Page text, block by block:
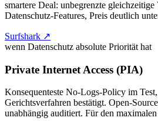
smartere Deal: unbegrenzte
Datenschutz-Features, Preis deutlich
Surfshark ↗
wenn Datenschutz absolute Priorität hat
Private Internet Access (PIA)
Konsequenteste No-Logs-Policy im
Gerichtsverfahren bestätigt. Open-
unabhängig auditiert. Für den